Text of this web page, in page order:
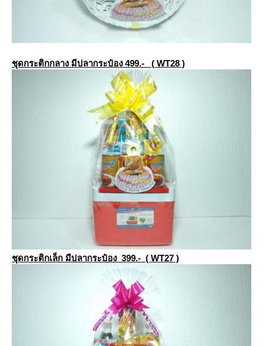
ชุดกระติกกลาง มีปลากระป๋อง 499.- ( WT28 )
ชุดกระติกเล็ก มีปลากระป๋อง 399.- ( WT27 )